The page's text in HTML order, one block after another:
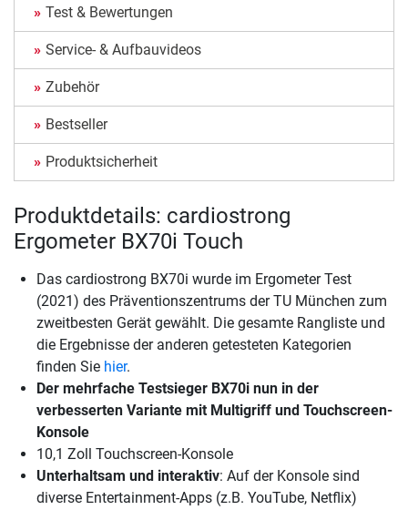
Test & Bewertungen
Service- & Aufbauvideos
Zubehör
Bestseller
Produktsicherheit
Produktdetails: cardiostrong
Ergometer BX70i Touch
Das cardiostrong BX70i wurde im Ergometer Test
(2021) des Präventionszentrums der TU München zum
zweitbesten Gerät gewählt. Die gesamte Rangliste und
die Ergebnisse der anderen getesteten Kategorien
finden Sie hier.
Der mehrfache Testsieger BX70i nun in der
verbesserten Variante mit Multigriff und Touchscreen-
Konsole
10,1 Zoll Touchscreen-Konsole
Unterhaltsam und interaktiv: Auf der Konsole sind
diverse Entertainment-Apps (z.B. YouTube, Netflix)